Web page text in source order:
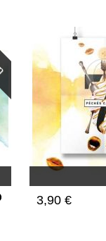
3,90 €